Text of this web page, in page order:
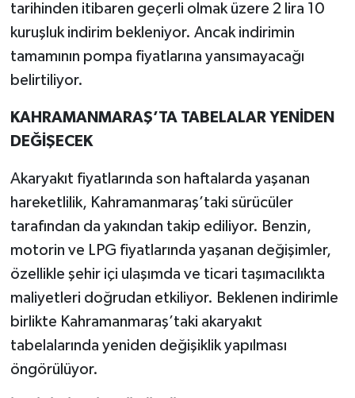
tarihinden itibaren geçerli olmak üzere 2 lira 10
kuruşluk indirim bekleniyor. Ancak indirimin
tamamının pompa fiyatlarına yansımayacağı
belirtiliyor.
KAHRAMANMARAŞ’TA TABELALAR YENİDEN
DEĞİŞECEK
Akaryakıt fiyatlarında son haftalarda yaşanan
hareketlilik, Kahramanmaraş’taki sürücüler
tarafından da yakından takip ediliyor. Benzin,
motorin ve LPG fiyatlarında yaşanan değişimler,
özellikle şehir içi ulaşımda ve ticari taşımacılıkta
maliyetleri doğrudan etkiliyor. Beklenen indirimle
birlikte Kahramanmaraş’taki akaryakıt
tabelalarında yeniden değişiklik yapılması
öngörülüyor.